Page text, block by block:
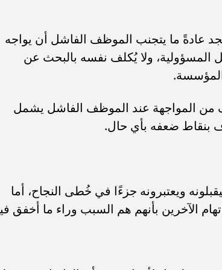
عادةً ما يتجنب الموظف الفاشل أن يواجه
المسؤولية، ولا يُكلف نفسه بالبحث عن
من المواجهة عند الموظف الفاشل يشمل
بنقاط ضعفه بأي حال.
ويعتبرونه جزءًا في خُطى النجاح، أما
الآخرين بأنهم هم السبب وراء ما أخفق